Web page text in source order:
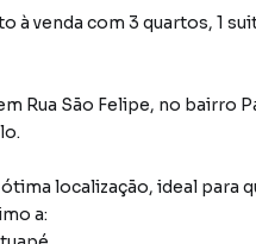
à venda com 3 quartos, 1
Rua São Felipe, no bairro
.
localização, ideal para
a: